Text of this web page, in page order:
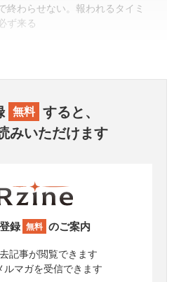
終わらせない。報われるタイミ
ず来る
無料 すると、
みいただけます
録 無料 のご案内
記事が閲覧できます
ルマガを受信できます